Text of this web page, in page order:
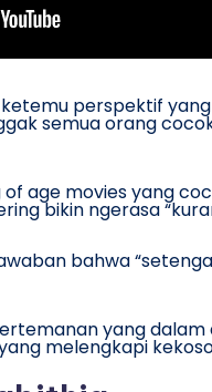
perspektif
semua orang
age movies yang
bikin ngerasa
bahwa
yang
melengkapi